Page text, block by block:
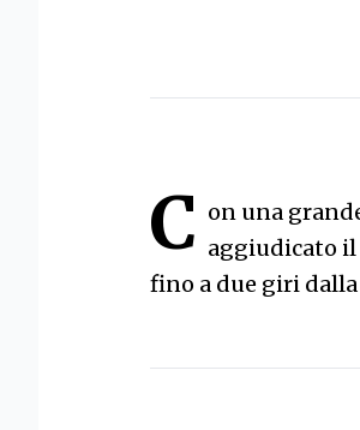
C on una
aggiudicato il
fino a due giri